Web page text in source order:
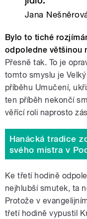
Jana
Bylo to tiché
odpoledne většinou
Přesně tak. To je
tomto smyslu je
příběhu Umučení,
ten příběh nekončí
věřící roli naprosto
Hanácká tradice
svého mistra v
Ke třetí hodině
nejhlubší smutek, ta
Protože v
třetí hodině vypustil